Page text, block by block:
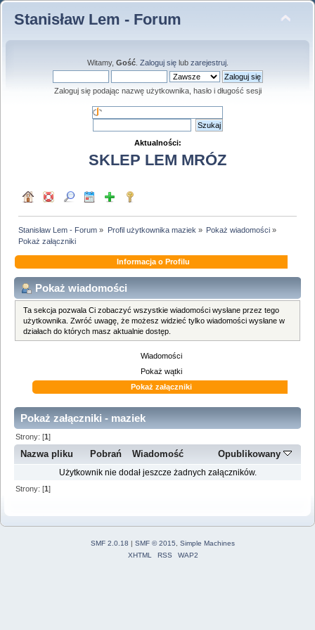
Stanisław Lem - Forum
Witamy, Gość. Zaloguj sięlub zarejestruj.
Zaloguj się podając nazwę użytkownika, hasło i długość sesji
Aktualności:
SKLEP LEM MRÓZ
Stanisław Lem - Forum » Profil użytkownika maziek » Pokaż wiadomości»
Pokaż załączniki
Informacja o Profilu
Pokaż wiadomości
Ta sekcja pozwala Ci zobaczyć wszystkie wiadomości wysłane przez tego
użytkownika. Zwróć uwagę, że możesz widzieć tylko wiadomości wysłane w
działach do których masz aktualnie dostęp.
Wiadomości
Pokaż wątki
Pokaż załączniki
Pokaż załączniki - maziek
Strony: [1]
Nazwa pliku Pobrań Wiadomość Opublikowany
Użytkownik nie dodał jeszcze żadnych załączników.
Strony: [1]
SMF 2.0.18 | SMF © 2015
Simple Machines
XHTML
RSS WAP2